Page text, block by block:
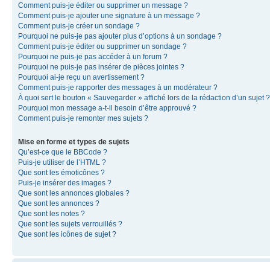
Comment puis-je éditer ou supprimer un message ?
Comment puis-je ajouter une signature à un message ?
Comment puis-je créer un sondage ?
Pourquoi ne puis-je pas ajouter plus d’options à un sondage ?
Comment puis-je éditer ou supprimer un sondage ?
Pourquoi ne puis-je pas accéder à un forum ?
Pourquoi ne puis-je pas insérer de pièces jointes ?
Pourquoi ai-je reçu un avertissement ?
Comment puis-je rapporter des messages à un modérateur ?
À quoi sert le bouton « Sauvegarder » affiché lors de la rédaction d’un sujet ?
Pourquoi mon message a-t-il besoin d’être approuvé ?
Comment puis-je remonter mes sujets ?
Mise en forme et types de sujets
Qu’est-ce que le BBCode ?
Puis-je utiliser de l’HTML ?
Que sont les émoticônes ?
Puis-je insérer des images ?
Que sont les annonces globales ?
Que sont les annonces ?
Que sont les notes ?
Que sont les sujets verrouillés ?
Que sont les icônes de sujet ?